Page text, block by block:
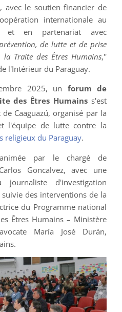
avec le soutien financier de
internationale au
et en partenariat avec
de lutte et de prise
Traite des Êtres Humains,''
l'Intérieur du Paraguay.
2025, un forum de
des Êtres Humains s'est
Caaguazú, organisé par la
l'équipe de lutte contre la
religieux du Paraguay.
par le chargé de
Goncalvez, avec une
d'investigation
des interventions de la
du Programme national
Êtres Humains – Ministère
María José Durán,